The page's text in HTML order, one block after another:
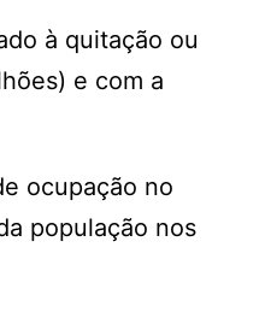
à quitação ou
e com a
ocupação no
população nos